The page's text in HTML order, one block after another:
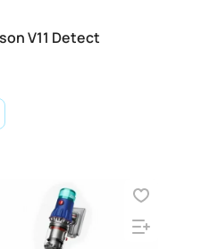
V11 Detect